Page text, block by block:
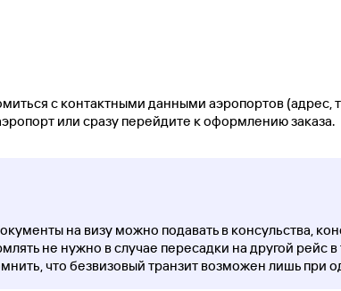
с контактными данными аэропортов (адрес,
или сразу перейдите к оформлению заказа.
на визу можно подавать в консульства,
не нужно в случае пересадки на другой рейс
что безвизовый транзит возможен лишь при